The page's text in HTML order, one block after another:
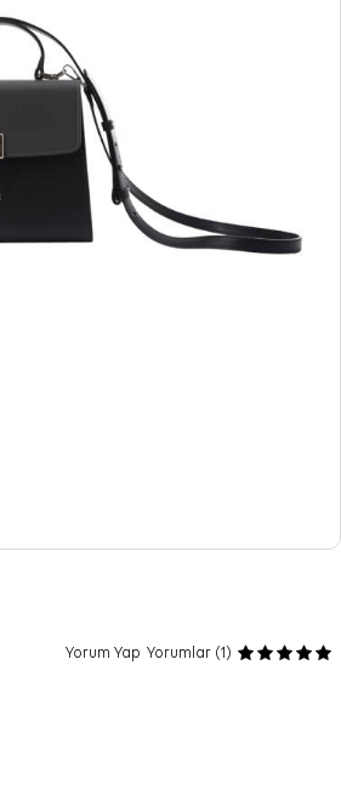
Yorum Yap Yorumlar (1)